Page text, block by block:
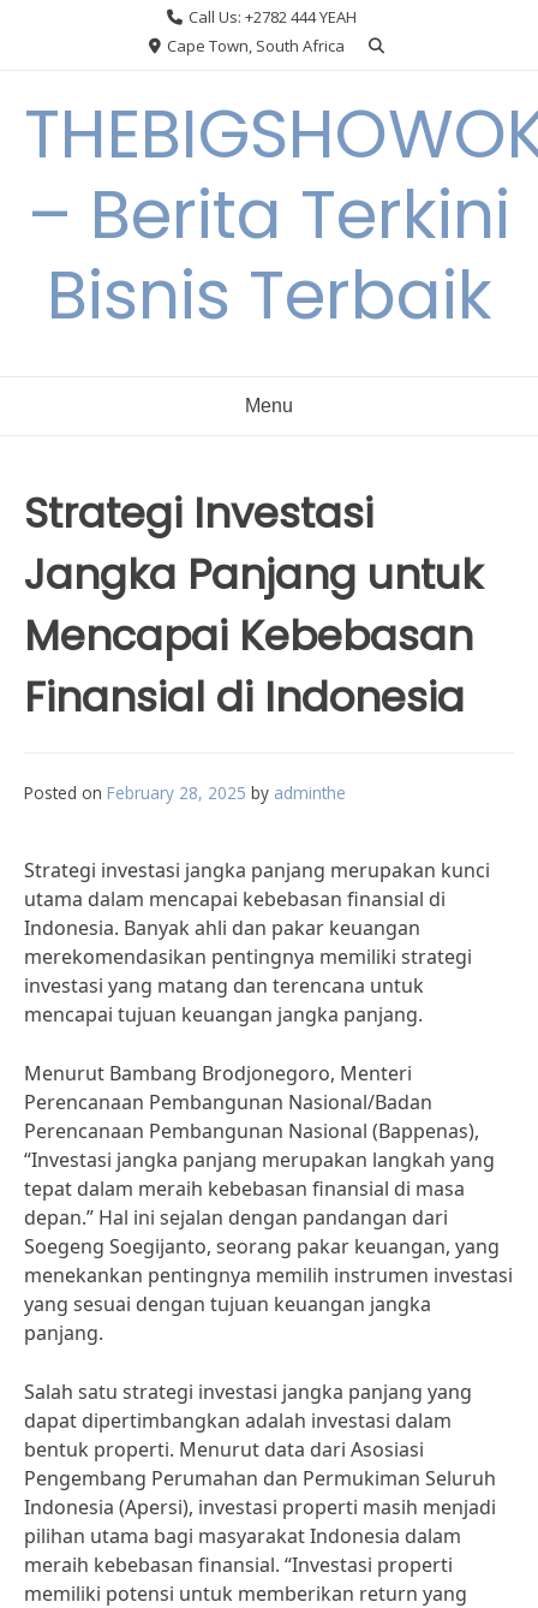
Call Us: +2782 444 YEAH
Cape Town, South Africa
– Berita Terkini
Bisnis Terbaik
Menu
Strategi Investasi
Jangka Panjang untuk
Mencapai Kebebasan
Finansial di Indonesia
Posted on February 28, 2025 by adminthe
Strategi investasi jangka panjang merupakan kunci
utama dalam mencapai kebebasan finansial di
Indonesia. Banyak ahli dan pakar keuangan
merekomendasikan pentingnya memiliki strategi
investasi yang matang dan terencana untuk
mencapai tujuan keuangan jangka panjang.
Menurut Bambang Brodjonegoro, Menteri
Perencanaan Pembangunan Nasional/Badan
Perencanaan Pembangunan Nasional (Bappenas),
“Investasi jangka panjang merupakan langkah yang
tepat dalam meraih kebebasan finansial di masa
depan.” Hal ini sejalan dengan pandangan dari
Soegeng Soegijanto, seorang pakar keuangan, yang
menekankan pentingnya memilih instrumen investasi
yang sesuai dengan tujuan keuangan jangka
panjang.
Salah satu strategi investasi jangka panjang yang
dapat dipertimbangkan adalah investasi dalam
bentuk properti. Menurut data dari Asosiasi
Pengembang Perumahan dan Permukiman Seluruh
Indonesia (Apersi), investasi properti masih menjadi
pilihan utama bagi masyarakat Indonesia dalam
meraih kebebasan finansial. “Investasi properti
memiliki potensi untuk memberikan return yang